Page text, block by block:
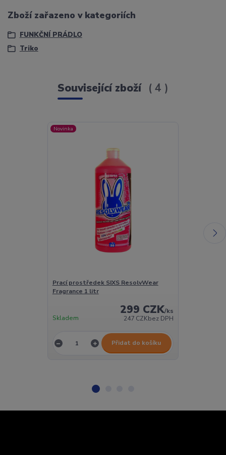
Zboží zařazeno v kategoriích
FUNKČNÍ PRÁDLO
Triko
Související zboží 4
Novinka
Prací prostředek SIXS ResolvWear
Fragrance 1 litr
299 CZK/ks
247 CZKbez DPH
Skladem
Přidat do košíku